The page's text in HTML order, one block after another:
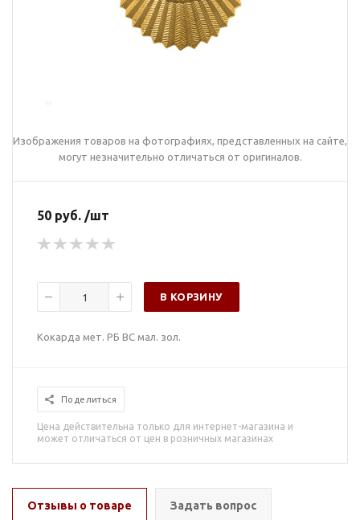
Изображения товаров на фотографиях, представленных на сайте,
могут незначительно отличаться от оригиналов.
50 руб. /шт
В КОРЗИНУ
Кокарда мет. РБ ВС мал. зол.
Поделиться
Цена действительна только для интернет-магазина и
может отличаться от цен в розничных магазинах
Отзывы о товаре Задать вопрос